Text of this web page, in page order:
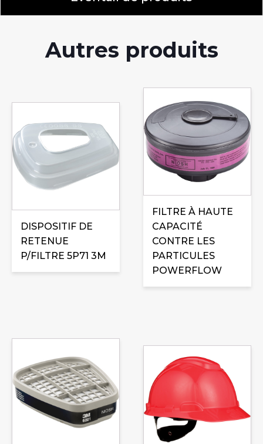
Autres produits
DISPOSITIF DE
RETENUE
P/FILTRE 5P71 3M
FILTRE À HAUTE
CAPACITÉ
CONTRE LES
PARTICULES
POWERFLOW